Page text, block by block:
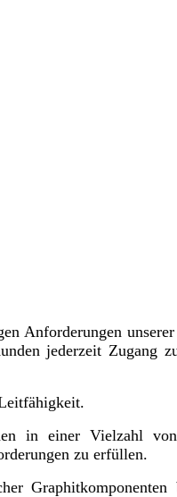
Anforderungen
jederzeit Zugang
in einer Vielzahl
zu erfüllen.